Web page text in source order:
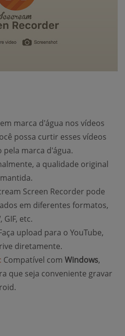
marca d'água nos vídeos
possa curtir esses vídeos
marca d'água.
a qualidade original
Screen Recorder pode
em diferentes formatos,
GIF, etc.
upload para o YouTube,
diretamente.
Compatível com Windows,
que seja conveniente gravar